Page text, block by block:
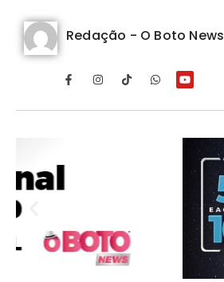
Redação - O Boto News